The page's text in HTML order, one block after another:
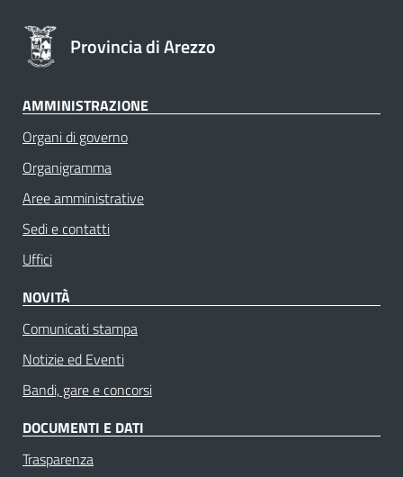
Provincia di Arezzo
AMMINISTRAZIONE
Organi di governo
Organigramma
Aree amministrative
Sedi e contatti
Uffici
NOVITÀ
Comunicati stampa
Notizie ed Eventi
Bandi, gare e concorsi
DOCUMENTI E DATI
Trasparenza